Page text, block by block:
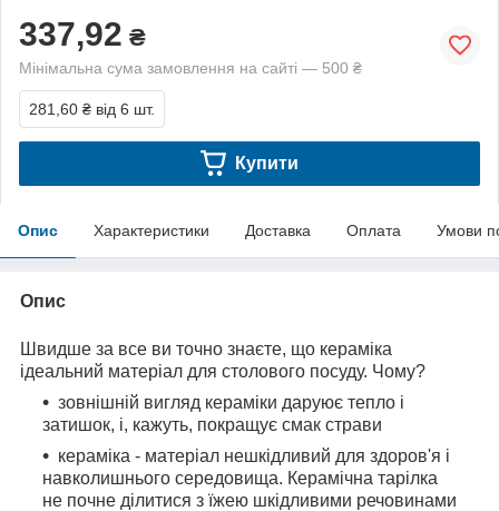
337,92 ₴
Мінімальна сума замовлення на сайті — 500 ₴
281,60 ₴ від 6 шт.
Купити
Опис Характеристики Доставка Оплата Умови
Опис
Швидше за все ви точно знаєте, що кераміка
ідеальний матеріал для столового посуду. Чому?
зовнішній вигляд кераміки даруює тепло і
затишок, і, кажуть, покращує смак страви
кераміка - матеріал нешкідливий для здоров'я і
навколишнього середовища. Керамічна тарілка
не почне ділитися з їжею шкідливими речовинами